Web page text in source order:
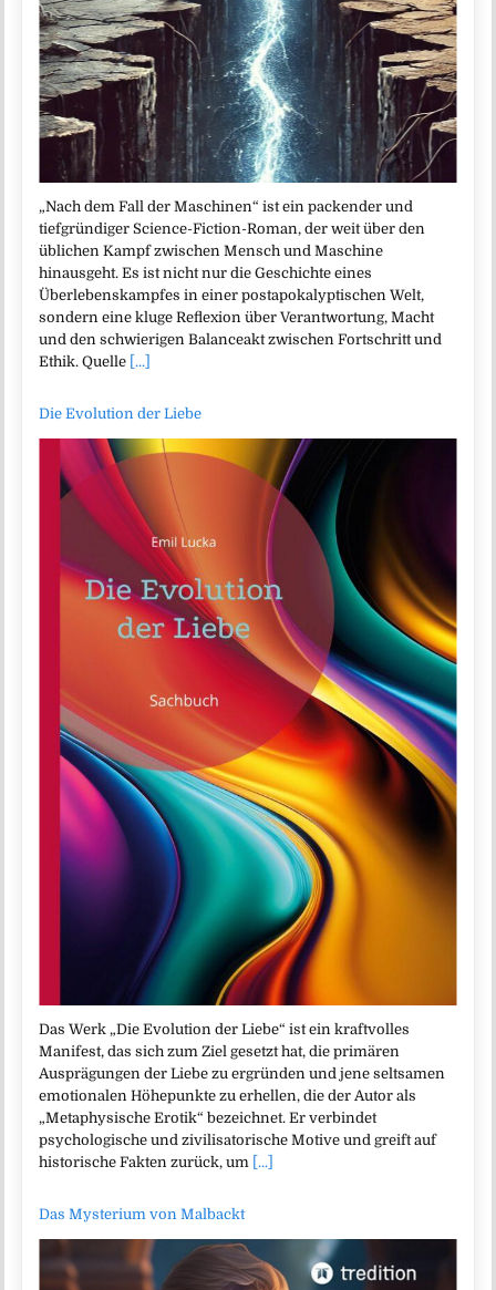
„Nach dem Fall der Maschinen“ ist ein packender und
tiefgründiger Science-Fiction-Roman, der weit über den
üblichen Kampf zwischen Mensch und Maschine
hinausgeht. Es ist nicht nur die Geschichte eines
Überlebenskampfes in einer postapokalyptischen Welt,
sondern eine kluge Reflexion über Verantwortung, Macht
und den schwierigen Balanceakt zwischen Fortschritt und
Ethik. Quelle [...]
Die Evolution der Liebe
Das Werk „Die Evolution der Liebe“ ist ein kraftvolles
Manifest, das sich zum Ziel gesetzt hat, die primären
Ausprägungen der Liebe zu ergründen und jene seltsamen
emotionalen Höhepunkte zu erhellen, die der Autor als
„Metaphysische Erotik“ bezeichnet. Er verbindet
psychologische und zivilisatorische Motive und greift auf
historische Fakten zurück, um [...]
Das Mysterium von Malbackt